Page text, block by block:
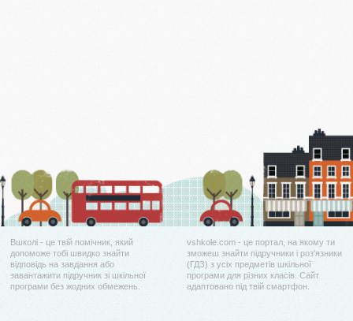
Вшколі - це твій помічник, який
допоможе тобі швидко знайти
відповідь на завдання або
завантажити підручник зі шкільної
програми без жодних обмежень.
vshkole.com - це портал, на якому ти
зможеш знайти підручники і роз'язники
(ГДЗ) з усіх предметів шкільної
програми для різних класів. Сайт
адаптовано під твій смартфон.